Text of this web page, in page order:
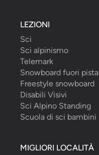
LEZIONI
Sci
Sci alpinismo
Telemark
Snowboard fuori pista
Freestyle snowboard
Disabili Visivi
Sci Alpino Standing
Scuola di sci bambini
MIGLIORI LOCALITÀ